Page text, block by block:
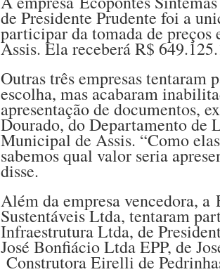
de Presidente Prudente foi a
participar da tomada de preços
Assis. Ela receberá R$
Outras três empresas tentaram
escolha, mas acabaram
apresentação de documentos,
Dourado, do Departamento de
Municipal de Assis. “Como
sabemos qual valor seria
disse.
Além da empresa vencedora,
Sustentáveis Ltda, tentaram
Infraestrutura Ltda, de
José Bonfiácio Ltda EPP, de
Construtora Eirelli de